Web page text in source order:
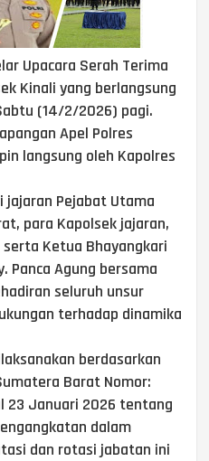
Upacara Serah Terima
Kinali yang berlangsung
(14/2/2026) pagi.
Apel Polres
langsung oleh Kapolres
Pejabat Utama
para Kapolsek jajaran,
Ketua Bhayangkari
Panca Agung bersama
seluruh unsur
terhadap dinamika
berdasarkan
Barat Nomor:
23 Januari 2026 tentang
dalam
dan rotasi jabatan ini